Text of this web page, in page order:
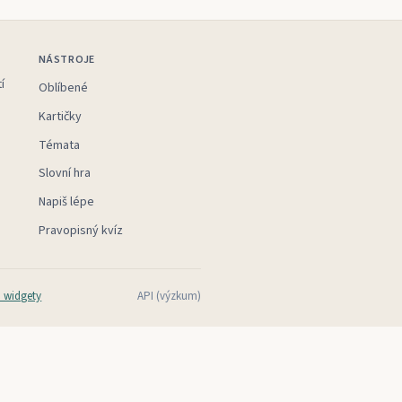
NÁSTROJE
Oblíbené
Kartičky
Témata
Slovní hra
Napiš lépe
Pravopisný kvíz
widgety API (výzkum)